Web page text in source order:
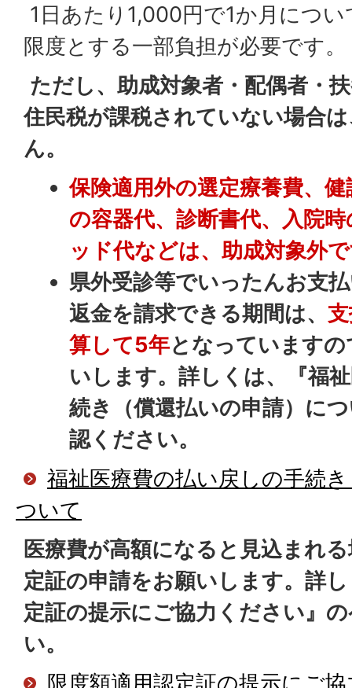
1日あたり1,000円で1か月につ
限度とする一部負担が必要です。
ただし、助成対象者・配偶者・
住民税が課税されていない場合
ん。
保険適用外の選定療養費、
の容器代、診断書代、入院
ッド代などは、助成対象外
県外受診等でいったんお支
返金を請求できる期間は、
算して5年となっています
いします。詳しくは、『福
続き（償還払いの申請）に
認ください。
福祉医療費の払い戻しの手続
ついて
医療費が高額になると見込まれ
定証の申請をお願いします。詳
定証の提示にご協力ください』
い。
限度額適用認定証の提示にご